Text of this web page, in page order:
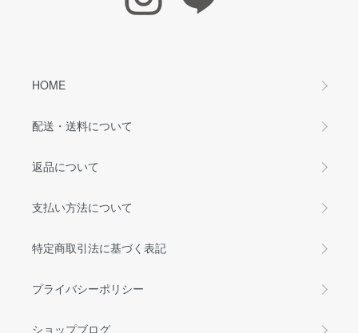
HOME
配送・送料について
返品について
支払い方法について
特定商取引法に基づく表記
プライバシーポリシー
ショップブログ